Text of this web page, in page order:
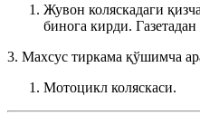
Жувон коляскадаги
бинога кирди. Газетадан
3. Махсус тиркама қўшимча
Мотоцикл коляскаси.